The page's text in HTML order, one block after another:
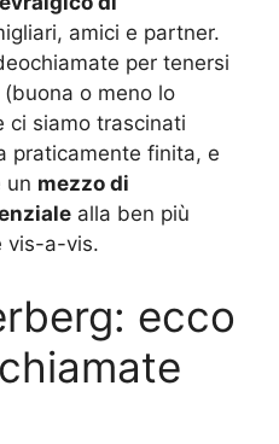
amici e partner.
per tenersi
o meno lo
ci siamo trascinati
praticamente finita, e
un mezzo di
alla ben più
vis-a-vis.
ecco